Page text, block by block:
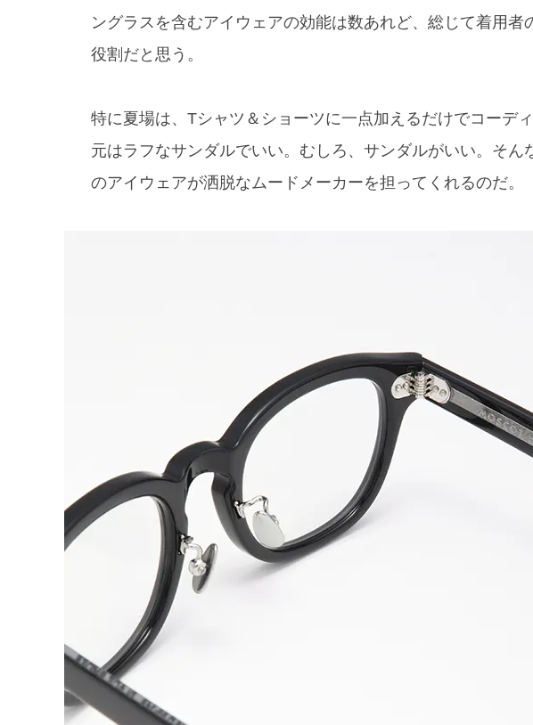
ングラスを含むアイウェアの効能は数あれど、総じて着用
役割だと思う。
特に夏場は、Tシャツ＆ショーツに一点加えるだけでコーデ
元はラフなサンダルでいい。むしろ、サンダルがいい。そん
のアイウェアが洒脱なムードメーカーを担ってくれるのだ。